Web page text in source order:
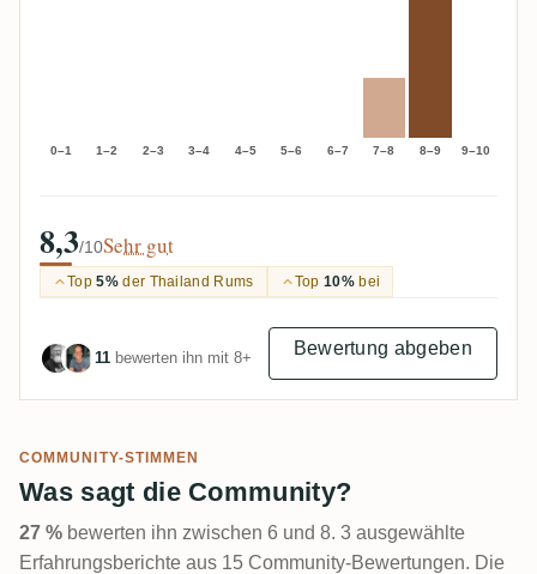
0–1 1–2 2–3 3–4 4–5 5–6 6–7 7–8 8–9 9–10
8,3/10Sehr gut
Top5%der Thailand Rums Top 10%bei
11 bewerten ihn mit 8+ Bewertung abgeben
COMMUNITY-STIMMEN
Was sagt die Community?
27 % bewerten ihn zwischen 6 und 8. 3 ausgewählte
Erfahrungsberichte aus 15 Community-Bewertungen. Die